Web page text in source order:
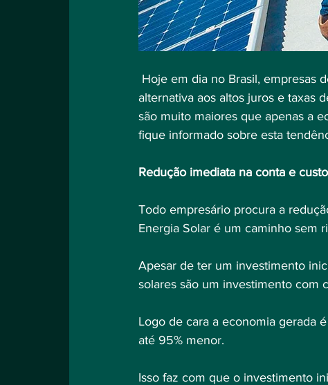
alternativa aos altos juros e taxas
são muito maiores que apenas a
fique informado sobre esta
Redução imediata na conta e
Todo empresário procura a
Energia Solar é um caminho sem
Apesar de ter um investimento
solares são um investimento com
Logo de cara a economia gerada
até 95% menor.
Isso faz com que o investimento